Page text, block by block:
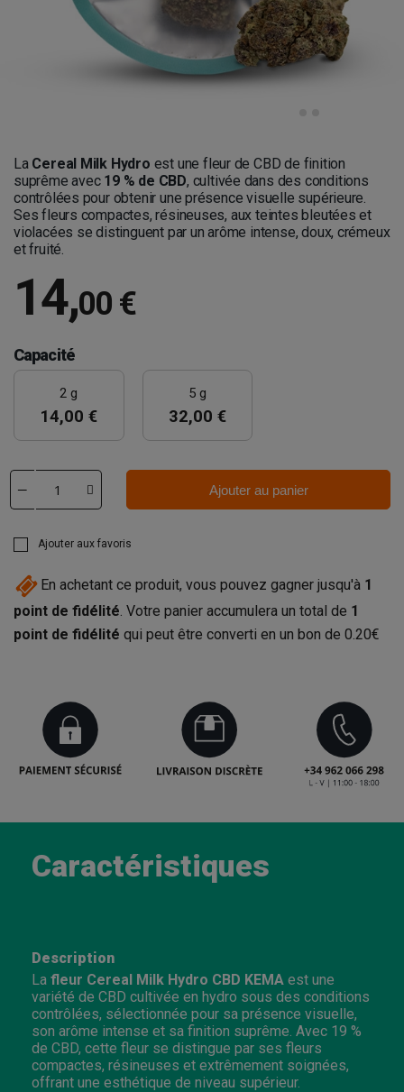
La Cereal Milk Hydro est une fleur de CBD de finition
suprême avec 19 % de CBD, cultivée dans des conditions
contrôlées pour obtenir une présence visuelle supérieure.
Ses fleurs compactes, résineuses, aux teintes bleutées et
violacées se distinguent par un arôme intense, doux, crémeux
et fruité.
14,00 €
Capacité
2 g
14,00 €
5 g
32,00 €
Ajouter au panier
Ajouter aux favoris
En achetant ce produit, vous pouvez gagner jusqu'à 1
point de fidélité. Votre panier accumulera un total de 1
point de fidélité qui peut être converti en un bon de 0.20€
Caractéristiques
Description
La fleur Cereal Milk Hydro CBD KEMA est une
variété de CBD cultivée en hydro sous des conditions
contrôlées, sélectionnée pour sa présence visuelle,
son arôme intense et sa finition suprême. Avec 19 %
de CBD, cette fleur se distingue par ses fleurs
compactes, résineuses et extrêmement soignées,
offrant une esthétique de niveau supérieur.